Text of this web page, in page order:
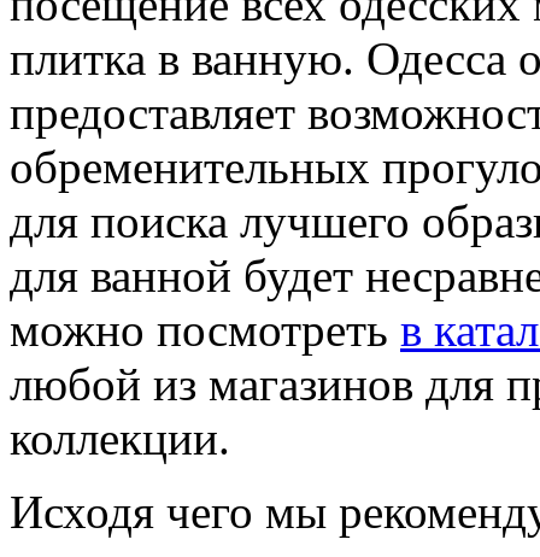
плитка в ванную. Одесса
предоставляет
обременительных
для поиска лучшего
для ванной будет
можно посмотреть в
любой из магазинов для
коллекции.
Исходя чего мы